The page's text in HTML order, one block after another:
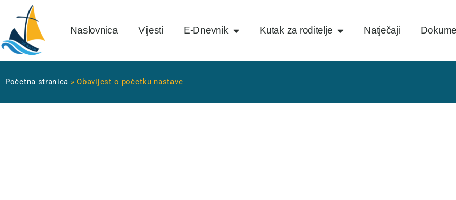
Naslovnica Vijesti E-Dnevnik Kutak za roditelje Natječaji
Početna stranica »Obavijest o početku nastave